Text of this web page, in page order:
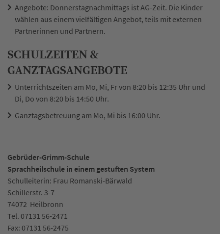
Angebote: Donnerstagnachmittags ist AG-Zeit. Die Kinder
wählen aus einem vielfältigen Angebot, teils mit externen
Partnerinnen und Partnern.
SCHULZEITEN &
GANZTAGSANGEBOTE
Unterrichtszeiten am Mo, Mi, Fr von 8:20 bis 12:35 Uhr und
Di, Do von 8:20 bis 14:50 Uhr.
Ganztagsbetreuung am Mo, Mi bis 16:00 Uhr.
Gebrüder-Grimm-Schule
Sprachheilschule in einem gestuften System
Schulleiterin: Frau Romanski-Bärwald
Schillerstr. 3-7
74072 Heilbronn
Tel. 07131 56-2471
Fax: 07131 56-2475